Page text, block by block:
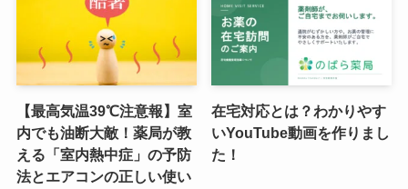
【最高気温39℃注意報】室
内でも油断大敵！薬局が教
える「室内熱中症」の予防
法とエアコンの正しい使い
在宅対応とは？わかりやす
いYouTube動画を作りまし
た！